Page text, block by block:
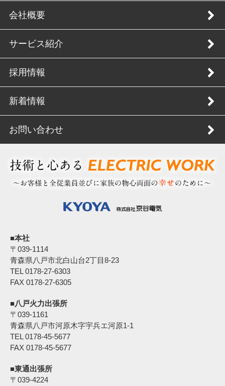
会社概要
サービス紹介
採用情報
新着情報
お問い合わせ
■本社
〒039‐1114
青森県八戸市北白山台2丁目8-23
TEL 0178-27-6303
FAX 0178-27-6305
■八戸火力出張所
〒039-1161
青森県八戸市河原木字宇兵エ河原1-1
TEL 0178-45-5677
FAX 0178-45-5677
■東通出張所
〒039-4224